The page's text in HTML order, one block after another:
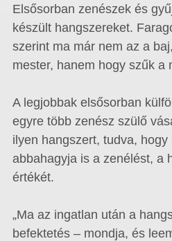
Elsősorban zenészek és
készült hangszereket.
szerint ma már nem az a
mester, hanem hogy szűk a
A legjobbak elsősorban
egyre több zenész szülő
ilyen hangszert, tudva, hogy
abbahagyja is a zenélést, a
értékét.
„Ma az ingatlan után a
befektetés – mondja, és